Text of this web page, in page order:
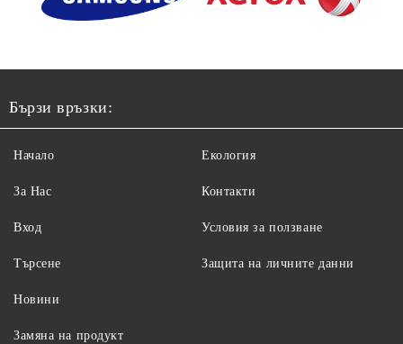
Бързи връзки:
Начало
За Нас
Вход
Търсене
Екология
Контакти
Условия за ползване
Защита на личните данни
Новини
Замяна на продукт